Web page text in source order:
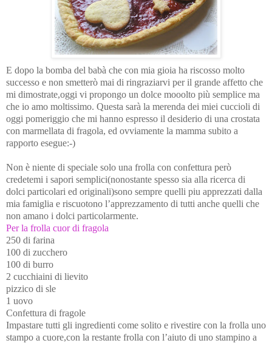
E dopo la bomba del babà che con mia gioia ha riscosso molto
successo e non smetterò mai di ringraziarvi per il grande affetto che
mi dimostrate,oggi vi propongo un dolce mooolto più semplice ma
che io amo moltissimo. Questa sarà la merenda dei miei cuccioli di
oggi pomeriggio che mi hanno espresso il desiderio di una crostata
con marmellata di fragola, ed ovviamente la mamma subito a
rapporto esegue:-)
Non è niente di speciale solo una frolla con confettura però
credetemi i sapori semplici(nonostante spesso sia alla ricerca di
dolci particolari ed originali)sono sempre quelli piu apprezzati dalla
mia famiglia e riscuotono l’apprezzamento di tutti anche quelli che
non amano i dolci particolarmente.
Per la frolla cuor di fragola
250 di farina
100 di zucchero
100 di burro
2 cucchiaini di lievito
pizzico di sle
1 uovo
Confettura di fragole
Impastare tutti gli ingredienti come solito e rivestire con la frolla uno
stampo a cuore,con la restante frolla con l’aiuto di uno stampino a